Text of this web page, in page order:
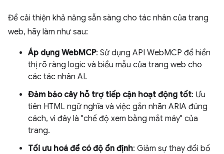
Để cải thiện khả năng sẵn sàng cho tác nhân của trang
web, hãy làm như sau:
Áp dụng WebMCP: Sử dụng API WebMCP để hiển
thị rõ ràng logic và biểu mẫu của trang web cho
các tác nhân AI.
Đảm bảo cây hỗ trợ tiếp cận hoạt động tốt: Ưu
tiên HTML ngữ nghĩa và việc gắn nhãn ARIA đúng
cách, vì đây là "chế độ xem bằng mắt máy" của
trang.
Tối ưu hoá để có độ ổn định: Giảm sự thay đổi bố